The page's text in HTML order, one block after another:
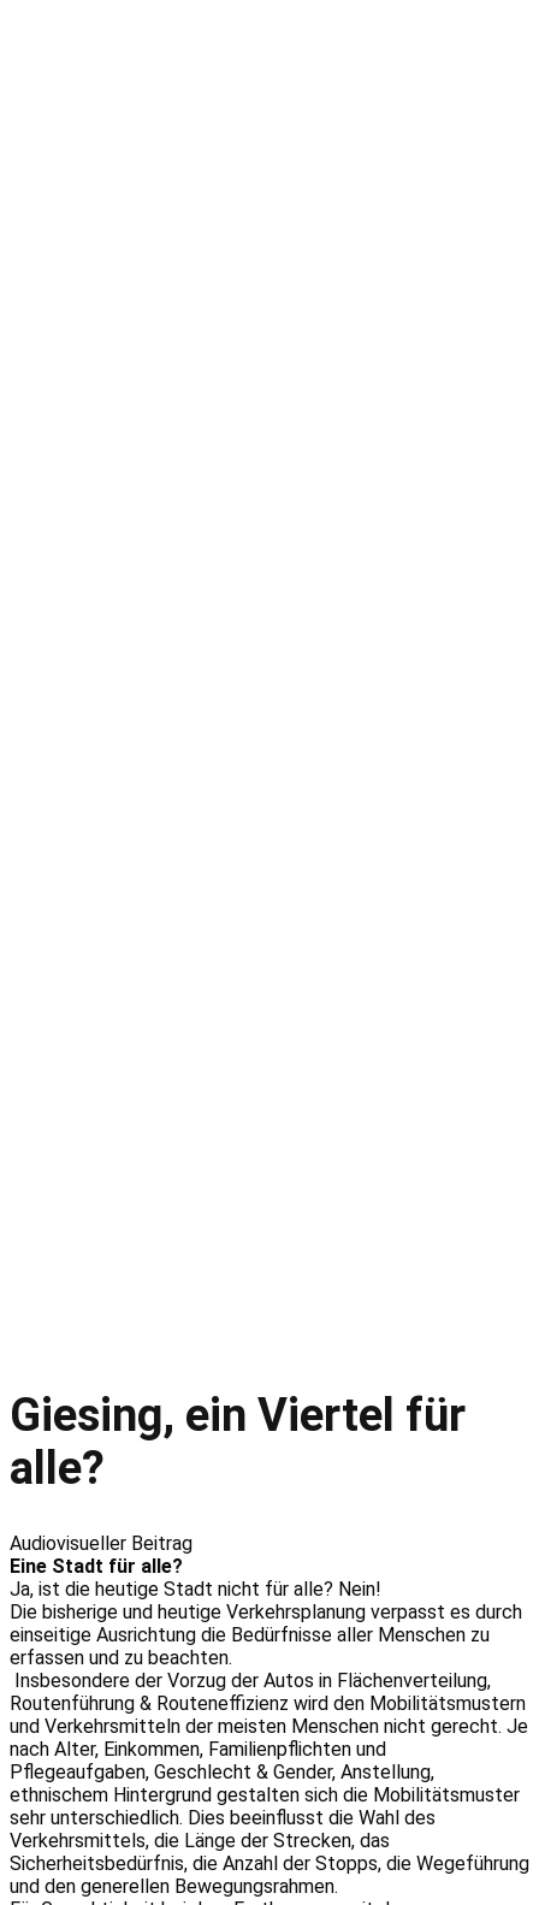
Giesing, ein Viertel für
alle?
Audiovisueller Beitrag
Eine Stadt für alle?
Ja, ist die heutige Stadt nicht für alle? Nein!
Die bisherige und heutige Verkehrsplanung verpasst es durch
einseitige Ausrichtung die Bedürfnisse aller Menschen zu
erfassen und zu beachten.
Insbesondere der Vorzug der Autos in Flächenverteilung,
Routenführung & Routeneffizienz wird den Mobilitätsmustern
und Verkehrsmitteln der meisten Menschen nicht gerecht. Je
nach Alter, Einkommen, Familienpflichten und
Pflegeaufgaben, Geschlecht & Gender, Anstellung,
ethnischem Hintergrund gestalten sich die Mobilitätsmuster
sehr unterschiedlich. Dies beeinflusst die Wahl des
Verkehrsmittels, die Länge der Strecken, das
Sicherheitsbedürfnis, die Anzahl der Stopps, die Wegeführung
und den generellen Bewegungsrahmen.